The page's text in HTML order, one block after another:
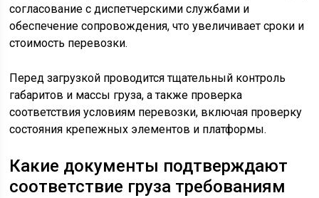
согласование с диспетчерскими службами и
обеспечение сопровождения, что увеличивает сроки и
стоимость перевозки.
Перед загрузкой проводится тщательный контроль
габаритов и массы груза, а также проверка
соответствия условиям перевозки, включая проверку
состояния крепежных элементов и платформы.
Какие документы подтверждают
соответствие груза требованиям